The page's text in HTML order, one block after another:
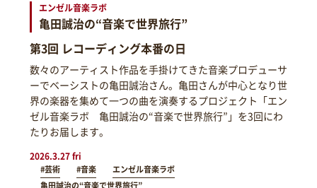
エンゼル音楽ラボ
亀田誠治の“音楽で世界旅行”
第3回 レコーディング本番の日
数々のアーティスト作品を手掛けてきた音楽プロデューサ
ーでベーシストの亀田誠治さん。亀田さんが中心となり世
界の楽器を集めて一つの曲を演奏するプロジェクト「エン
ゼル音楽ラボ 亀田誠治の“音楽で世界旅行”」を3回にわ
たりお届します。
2026.3.27 fri
#芸術 #音楽
エンゼル音楽ラボ